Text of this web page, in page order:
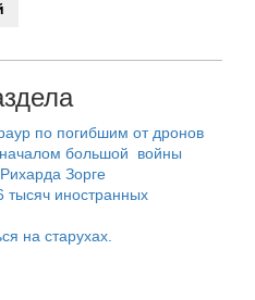
по погибшим от дронов
началом большой войны
Зорге
иностранных
на старухах.